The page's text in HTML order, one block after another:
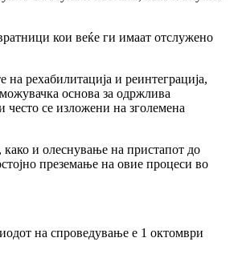
кои веќе ги имаат отслужено
рехабилитација и реинтеграција,
основа за одржлива
често се изложени на зголемена
и олеснување на пристапот до
преземање на овие процеси во
на спроведување е 1 октомври